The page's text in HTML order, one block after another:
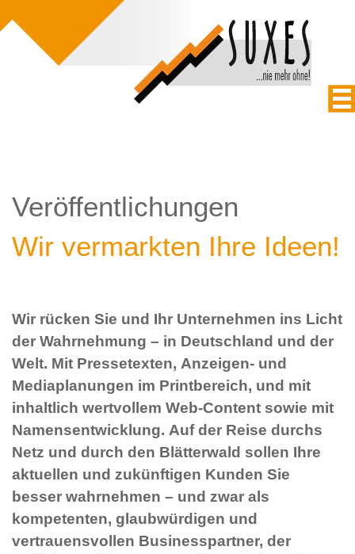
Veröffentlichungen
Wir vermarkten Ihre Ideen!
Wir rücken Sie und Ihr Unternehmen ins Licht
der Wahrnehmung – in Deutschland und der
Welt. Mit Pressetexten, Anzeigen- und
Mediaplanungen im Printbereich, und mit
inhaltlich wertvollem Web-Content sowie mit
Namensentwicklung. Auf der Reise durchs
Netz und durch den Blätterwald sollen Ihre
aktuellen und zukünftigen Kunden Sie
besser wahrnehmen – und zwar als
kompetenten, glaubwürdigen und
vertrauensvollen Businesspartner, der